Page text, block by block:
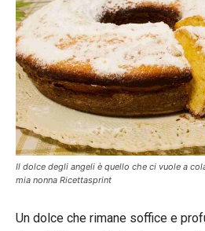
Il dolce degli angeli è quello che ci vuole a
mia nonna Ricettasprint
Un dolce che rimane soffice e